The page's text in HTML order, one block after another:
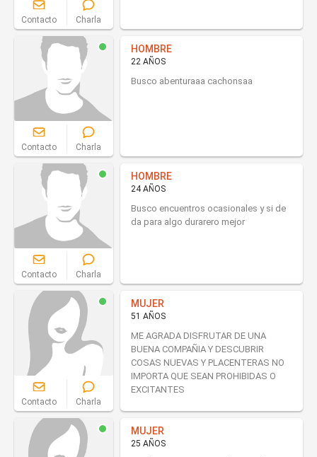
Contacto Charla
Contacto Charla
HOMBRE
22 AÑOS
Busco abenturaaa cachonsaa
Contacto Charla
HOMBRE
24 AÑOS
Busco encuentros ocasionales y si de
da para algo durarero mejor
Contacto Charla
MUJER
51 AÑOS
ME AGRADA DISFRUTAR DE UNA
BUENA COMPAÑIA Y DESCUBRIR
COSAS NUEVAS Y PLACENTERAS NO
IMPORTA QUE SEAN PROHIBIDAS O
EXCITANTES
MUJER
25 AÑOS